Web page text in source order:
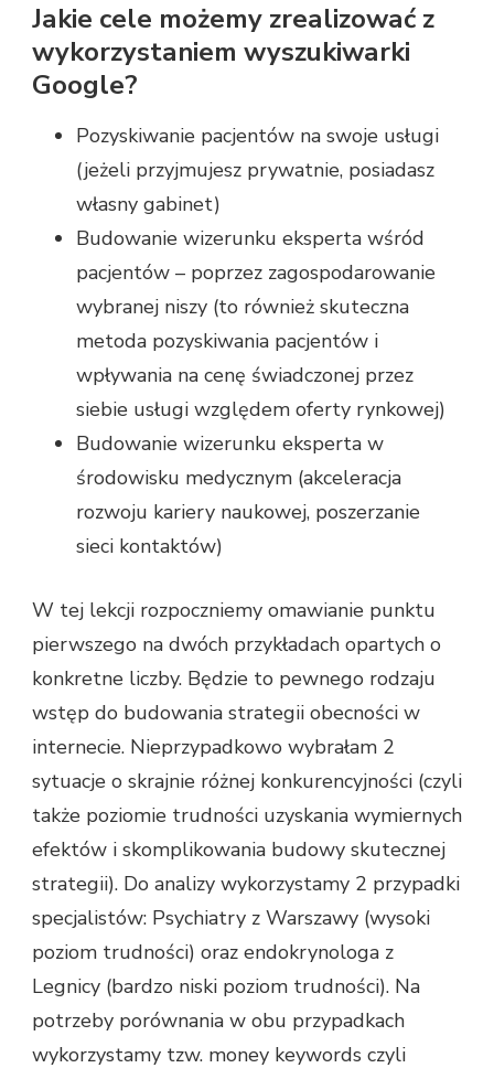
Jakie cele możemy zrealizować z
wykorzystaniem wyszukiwarki
Google?
Pozyskiwanie pacjentów na swoje usługi
(jeżeli przyjmujesz prywatnie, posiadasz
własny gabinet)
Budowanie wizerunku eksperta wśród
pacjentów – poprzez zagospodarowanie
wybranej niszy (to również skuteczna
metoda pozyskiwania pacjentów i
wpływania na cenę świadczonej przez
siebie usługi względem oferty rynkowej)
Budowanie wizerunku eksperta w
środowisku medycznym (akceleracja
rozwoju kariery naukowej, poszerzanie
sieci kontaktów)
W tej lekcji rozpoczniemy omawianie punktu
pierwszego na dwóch przykładach opartych o
konkretne liczby. Będzie to pewnego rodzaju
wstęp do budowania strategii obecności w
internecie. Nieprzypadkowo wybrałam 2
sytuacje o skrajnie różnej konkurencyjności (czyli
także poziomie trudności uzyskania wymiernych
efektów i skomplikowania budowy skutecznej
strategii). Do analizy wykorzystamy 2 przypadki
specjalistów: Psychiatry z Warszawy (wysoki
poziom trudności) oraz endokrynologa z
Legnicy (bardzo niski poziom trudności). Na
potrzeby porównania w obu przypadkach
wykorzystamy tzw. money keywords czyli